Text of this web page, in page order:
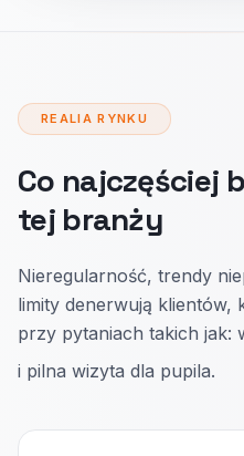
REALIA RYNKU
Co najczęściej
tej branży
Nieregularność, trendy
limity denerwują klientów,
przy pytaniach takich jak:
i pilna wizyta dla pupila.